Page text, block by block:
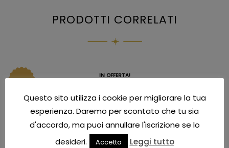
PRODOTTI CORRELATI
IN OFFERTA!
Questo sito utilizza i cookie per migliorare la tua
esperienza. Daremo per scontato che tu sia
d'accordo, ma puoi annullare l'iscrizione se lo
desideri.
Accetta Leggi tutto